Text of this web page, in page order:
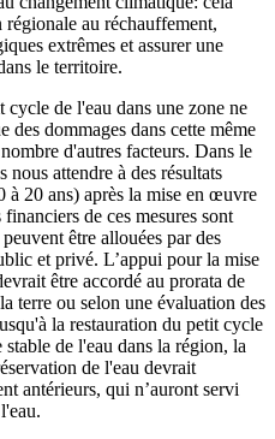
au réchauffement,
extrêmes et assurer une
le territoire.
de l'eau dans une zone ne
des dommages dans cette même
d'autres facteurs. Dans le
attendre à des résultats
à 20 ans) après la mise en œuvre
de ces mesures sont
être allouées par des
et privé. L’appui pour la mise
être accordé au prorata de
terre ou selon une évaluation des
la restauration du petit cycle
de l'eau dans la région, la
de l'eau devrait
antérieurs, qui n’auront servi